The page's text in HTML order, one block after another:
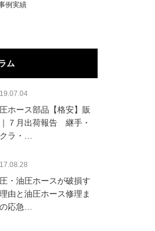
例実績
ム
ホース部品【格安】販
７月出荷報告 継手・
ラ・…
・油圧ホースが破損す
由と油圧ホース修理ま
応急…